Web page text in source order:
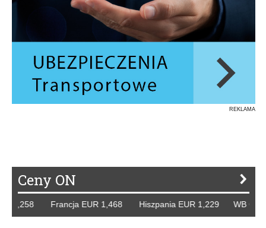
REKLAMA
Ceny ON
Francja EUR 1,468 Hiszpania EUR 1,229 WB GBP